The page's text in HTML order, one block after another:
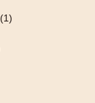
(1)